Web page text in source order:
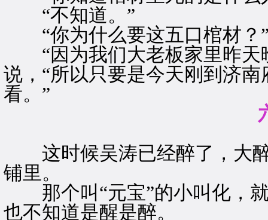
“不知道。”
“你为什么要这五口棺材？
“因为我们大老板家里昨天
说，“所以只要是今天刚到济
看。”
这时候吴涛已经醉了，大醉
铺里。
那个叫“元宝”的小叫化，就
也不知道是醒是醉。